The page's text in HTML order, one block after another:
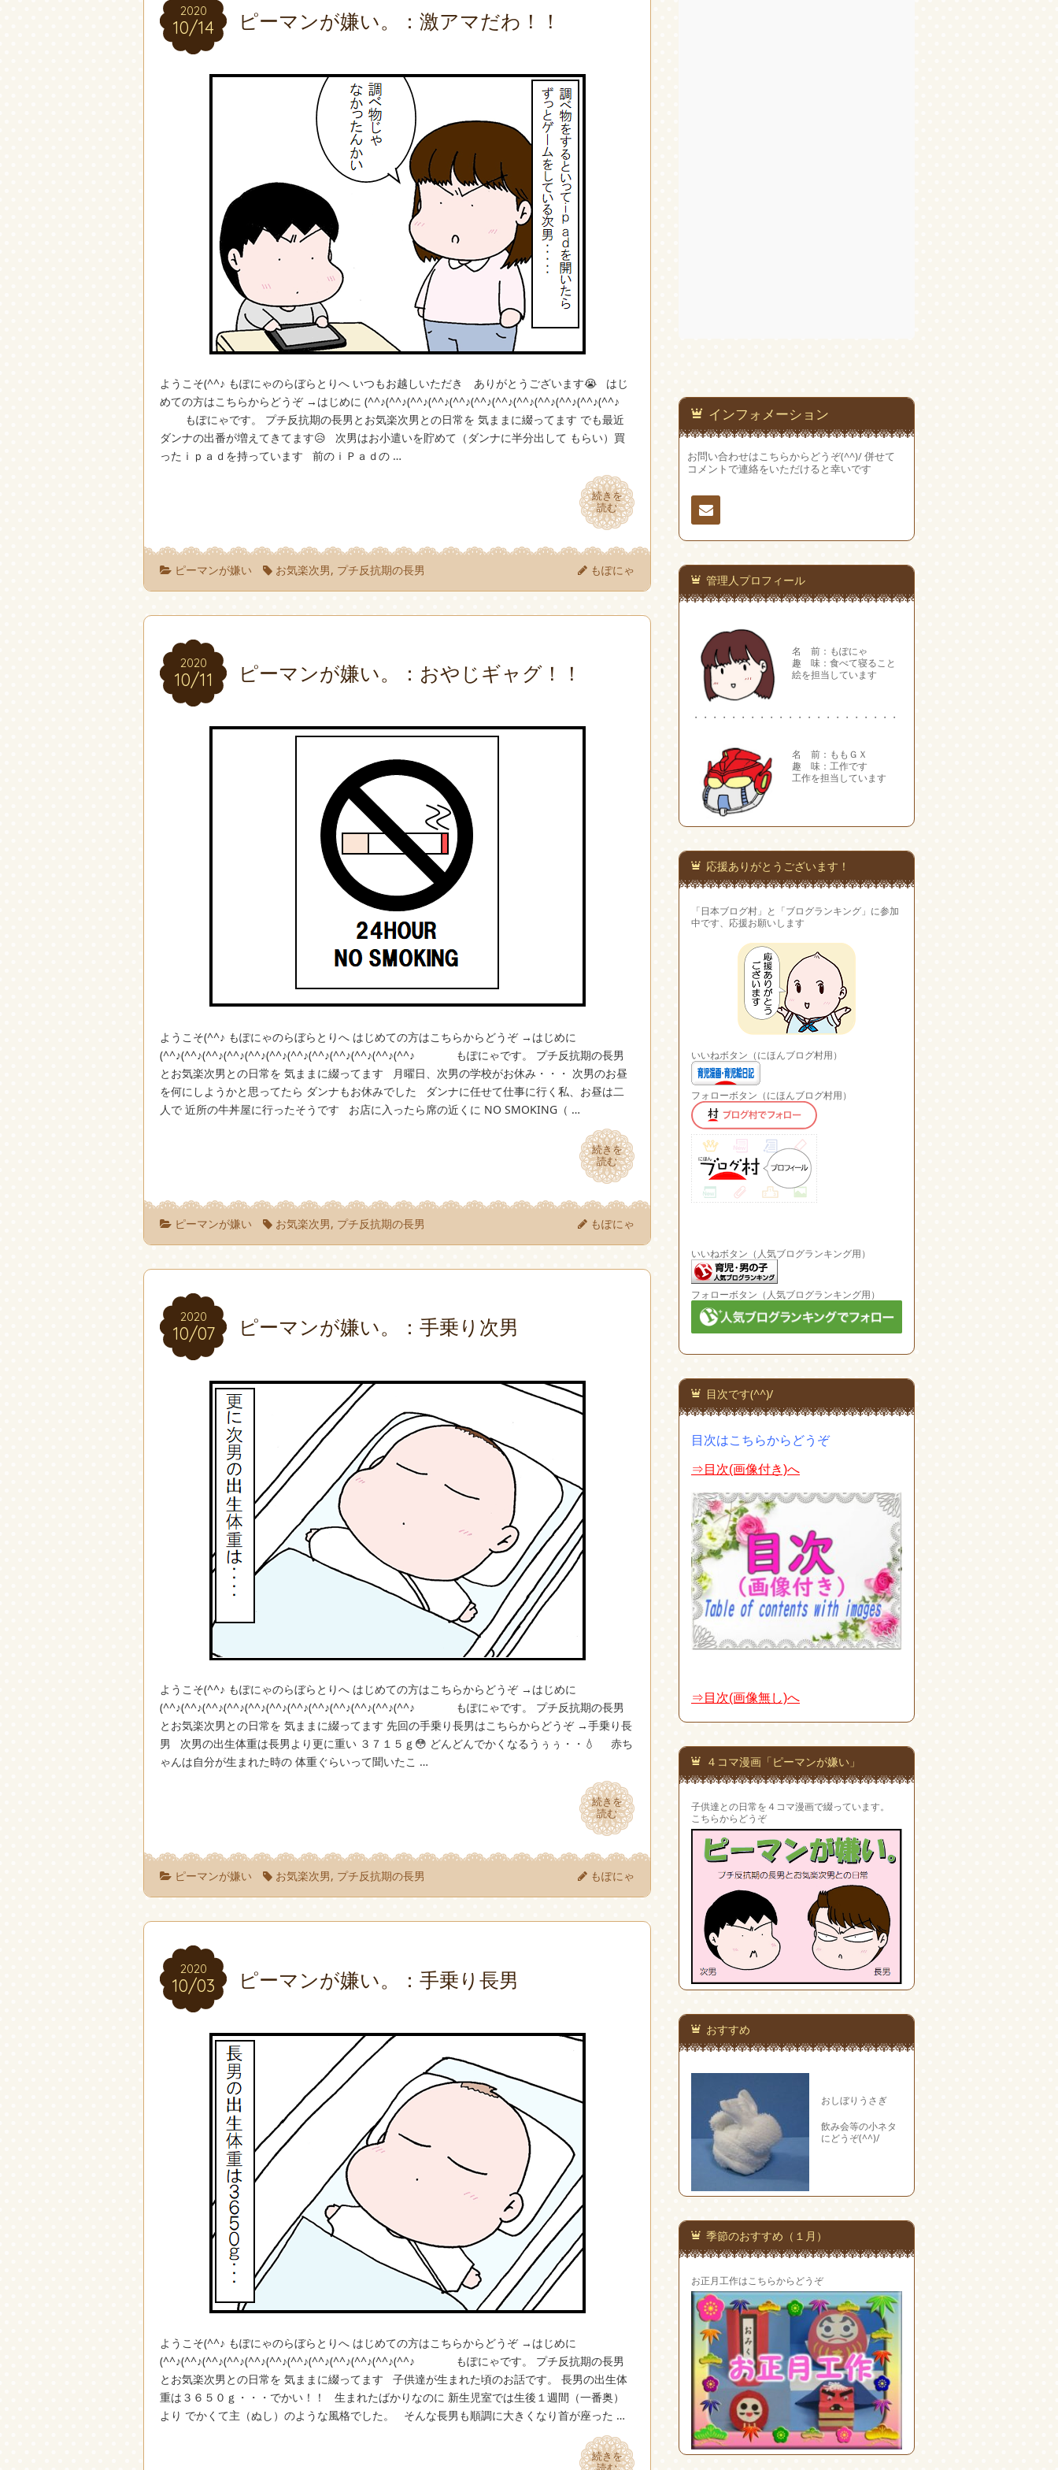
2020
10/14
2020
10/14 ピーマンが嫌い。：激アマだわ！！
ようこそ(^^♪ もぽにゃのらぼらとりへ いつもお越しいただき ありがとうございます😭 はじ
めての方はこちらからどうぞ →はじめに (^^♪(^^♪(^^♪(^^♪(^^♪(^^♪(^^♪(^^♪(^^♪(^^♪(^^♪(^^♪
もぽにゃです。 プチ反抗期の長男とお気楽次男との日常を 気ままに綴ってます でも最近
ダンナの出番が増えてきてます😥 次男はお小遣いを貯めて（ダンナに半分出して もらい）買
ったｉｐａｄを持っています 前のｉＰａｄの …
続きを
読む
続きを
読む
ピーマンが嫌い お気楽次男, プチ反抗期の長男 もぽにゃ
2020
10/11
2020
10/11 ピーマンが嫌い。：おやじギャグ！！
ようこそ(^^♪ もぽにゃのらぼらとりへ はじめての方はこちらからどうぞ →はじめに
(^^♪(^^♪(^^♪(^^♪(^^♪(^^♪(^^♪(^^♪(^^♪(^^♪(^^♪(^^♪ もぽにゃです。 プチ反抗期の長男
とお気楽次男との日常を 気ままに綴ってます 月曜日、次男の学校がお休み・・・ 次男のお昼
を何にしようかと思ってたら ダンナもお休みでした ダンナに任せて仕事に行く私、お昼は二
人で 近所の牛丼屋に行ったそうです お店に入ったら席の近くに NO SMOKING（ …
続きを
読む
続きを
読む
ピーマンが嫌い お気楽次男, プチ反抗期の長男 もぽにゃ
2020
10/07
2020
10/07 ピーマンが嫌い。：手乗り次男
ようこそ(^^♪ もぽにゃのらぼらとりへ はじめての方はこちらからどうぞ →はじめに
(^^♪(^^♪(^^♪(^^♪(^^♪(^^♪(^^♪(^^♪(^^♪(^^♪(^^♪(^^♪ もぽにゃです。 プチ反抗期の長男
とお気楽次男との日常を 気ままに綴ってます 先回の手乗り長男はこちらからどうぞ →手乗り長
男 次男の出生体重は長男より更に重い ３７１５ｇ😳 どんどんでかくなるうぅぅ・・💧 赤ち
ゃんは自分が生まれた時の 体重ぐらいって聞いたこ …
続きを
読む
続きを
読む
ピーマンが嫌い お気楽次男, プチ反抗期の長男 もぽにゃ
2020
10/03
2020
10/03 ピーマンが嫌い。：手乗り長男
ようこそ(^^♪ もぽにゃのらぼらとりへ はじめての方はこちらからどうぞ →はじめに
(^^♪(^^♪(^^♪(^^♪(^^♪(^^♪(^^♪(^^♪(^^♪(^^♪(^^♪(^^♪ もぽにゃです。 プチ反抗期の長男
とお気楽次男との日常を 気ままに綴ってます 子供達が生まれた頃のお話です。 長男の出生体
重は３６５０ｇ・・・でかい！！ 生まれたばかりなのに 新生児室では生後１週間（一番奥）
より でかくて主（ぬし）のような風格でした。 そんな長男も順調に大きくなり首が座った …
続きを
続きを
インフォメーション
お問い合わせはこちらからどうぞ(^^)/ 併せて
コメントで連絡をいただけると幸いです
連絡
先
管理人プロフィール
名 前：もぽにゃ
趣 味：食べて寝ること
絵を担当しています
・・・・・・・・・・・・・・・・・・・・・・
名 前：ももＧＸ
趣 味：工作です
工作を担当しています
応援ありがとうございます！
「日本ブログ村」と「ブログランキング」に参加
中です、応援お願いします
いいねボタン（にほんブログ村用）
フォローボタン（にほんブログ村用）
いいねボタン（人気ブログランキング用）
フォローボタン（人気ブログランキング用）
目次です(^^)/
目次はこちらからどうぞ
⇒目次(画像付き)へ
⇒目次(画像無し)へ
４コマ漫画「ピーマンが嫌い」
子供達との日常を４コマ漫画で綴っています。
こちらからどうぞ
おすすめ
おしぼりうさぎ
飲み会等の小ネタ
にどうぞ(^^)/
季節のおすすめ（１月）
お正月工作はこちらからどうぞ